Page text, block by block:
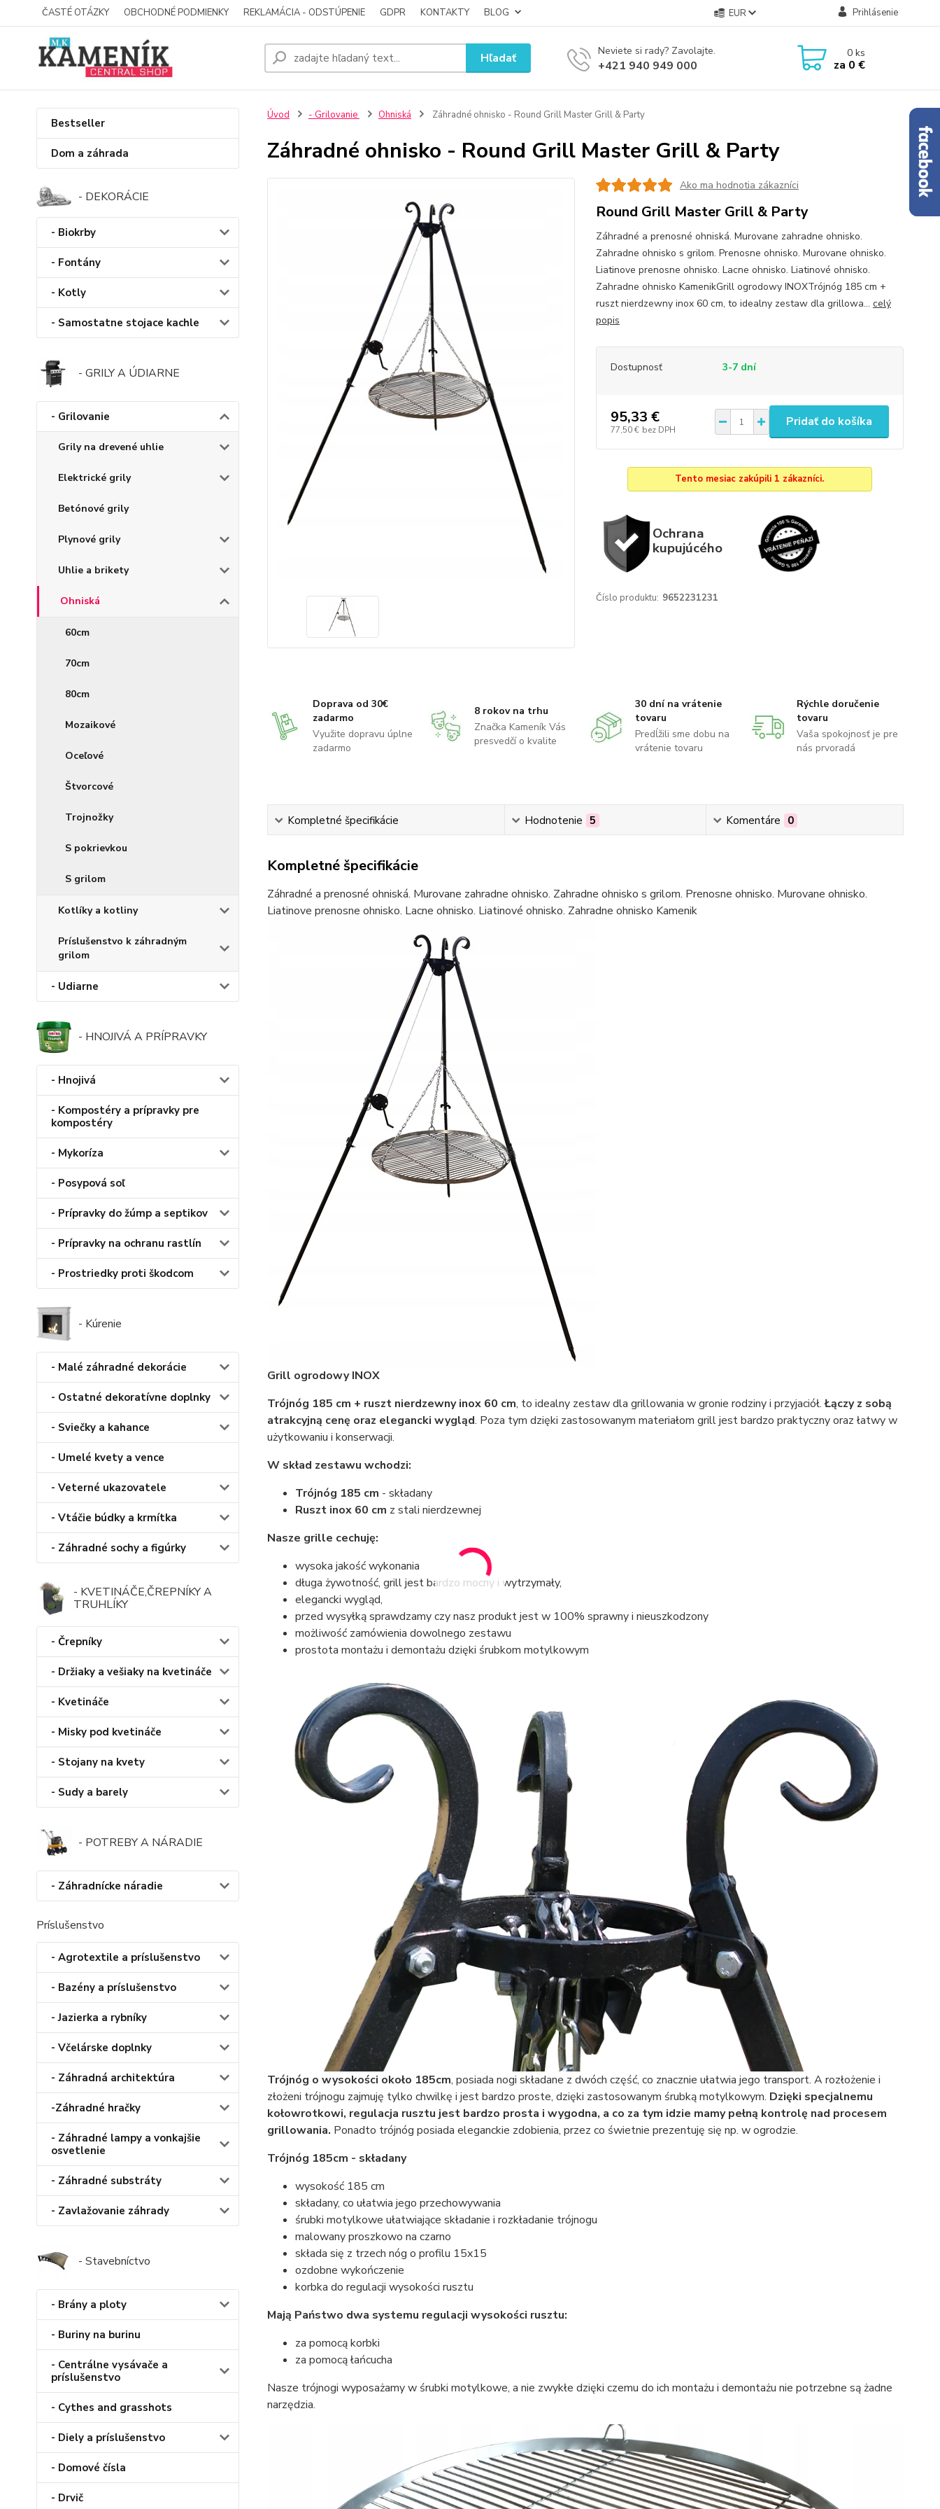
ČASTÉ OTÁZKY OBCHODNÉ PODMIENKY REKLAMÁCIA - ODSTÚPENIE GDPR KONTAKTY BLOG EUR Prihlásenie
Hľadať Neviete si rady? Zavolajte.
+421 940 949 000
0ks
za 0 €
Bestseller
Dom a záhrada
- DEKORÁCIE
- Biokrby
- Fontány
- Kotly
- Samostatne stojace kachle
- GRILY A ÚDIARNE
- Grilovanie
Grily na drevené uhlie
Elektrické grily
Betónové grily
Plynové grily
Uhlie a brikety
Ohniská
60cm
70cm
80cm
Mozaikové
Oceľové
Štvorcové
Trojnožky
S pokrievkou
S grilom
Kotlíky a kotliny
Príslušenstvo k záhradným
grilom
- Udiarne
- HNOJIVÁ A PRÍPRAVKY
- Hnojivá
- Kompostéry a prípravky pre
kompostéry
- Mykoríza
- Posypová soľ
- Prípravky do žúmp a septikov
- Prípravky na ochranu rastlín
- Prostriedky proti škodcom
- Kúrenie
- Malé záhradné dekorácie
- Ostatné dekoratívne doplnky
- Sviečky a kahance
- Umelé kvety a vence
- Veterné ukazovatele
- Vtáčie búdky a krmítka
- Záhradné sochy a figúrky
- KVETINÁČE,ČREPNÍKY A
TRUHLÍKY
- Črepníky
- Držiaky a vešiaky na kvetináče
- Kvetináče
- Misky pod kvetináče
- Stojany na kvety
- Sudy a barely
- POTREBY A NÁRADIE
- Záhradnícke náradie
Príslušenstvo
- Agrotextile a príslušenstvo
- Bazény a príslušenstvo
- Jazierka a rybníky
- Včelárske doplnky
- Záhradná architektúra
-Záhradné hračky
- Záhradné lampy a vonkajšie
osvetlenie
- Záhradné substráty
- Zavlažovanie záhrady
- Stavebníctvo
- Brány a ploty
- Buriny na burinu
- Centrálne vysávače a
príslušenstvo
- Cythes and grasshots
- Diely a príslušenstvo
- Domové čísla
- Drvič
Úvod - Grilovanie Ohniská Záhradné ohnisko - Round Grill Master Grill & Party
Záhradné ohnisko - Round Grill Master Grill & Party
Ako ma hodnotia zákazníci
Round Grill Master Grill & Party
Záhradné a prenosné ohniská. Murovane zahradne ohnisko.
Zahradne ohnisko s grilom. Prenosne ohnisko. Murovane ohnisko.
Liatinove prenosne ohnisko. Lacne ohnisko. Liatinové ohnisko.
Zahradne ohnisko KamenikGrill ogrodowy INOXTrójnóg 185 cm +
ruszt nierdzewny inox 60 cm, to idealny zestaw dla grillowa... celý
popis
Dostupnosť 3-7 dní
95,33 €
77,50 € bez DPH
Pridať do košíka
Tento mesiac zakúpili 1 zákazníci.
Ochrana
kupujúcého
Číslo produktu: 9652231231
Doprava od 30€
zadarmo
Využite dopravu úplne
zadarmo
8 rokov na trhu
Značka Kameník Vás
presvedčí o kvalite
30 dní na vrátenie
tovaru
Predĺžili sme dobu na
vrátenie tovaru
Rýchle doručenie
tovaru
Vaša spokojnosť je pre
nás prvoradá
Kompletné špecifikácie Hodnotenie 5 Komentáre 0
Kompletné špecifikácie
Záhradné a prenosné ohniská. Murovane zahradne ohnisko. Zahradne ohnisko s grilom. Prenosne ohnisko. Murovane ohnisko.
Liatinove prenosne ohnisko. Lacne ohnisko. Liatinové ohnisko. Zahradne ohnisko Kamenik
Grill ogrodowy INOX
Trójnóg 185 cm + ruszt nierdzewny inox 60 cm, to idealny zestaw dla grillowania w gronie rodziny i przyjaciół.Łączy z sobą
atrakcyjną cenę oraz elegancki wygląd. Poza tym dzięki zastosowanym materiałom grill jest bardzo praktyczny oraz łatwy w
użytkowaniu i konserwacji.
W skład zestawu wchodzi:
Trójnóg 185 cm - składany
Ruszt inox 60 cm z stali nierdzewnej
Nasze grille cechuję:
wysoka jakość wykonania
długa żywotność, grill jest bardzo mocny i wytrzymały,
elegancki wygląd,
przed wysyłką sprawdzamy czy nasz produkt jest w 100% sprawny i nieuszkodzony
możliwość zamówienia dowolnego zestawu
prostota montażu i demontażu dzięki śrubkom motylkowym
Trójnóg o wysokości około 185cm, posiada nogi składane z dwóch część, co znacznie ułatwia jego transport. A rozłożenie i
złożeni trójnogu zajmuję tylko chwilkę i jest bardzo proste, dzięki zastosowanym śrubką motylkowym. Dzięki specjalnemu
kołowrotkowi, regulacja rusztu jest bardzo prosta i wygodna, a co za tym idzie mamy pełną kontrolę nad procesem
grillowania. Ponadto trójnóg posiada eleganckie zdobienia, przez co świetnie prezentuję się np. w ogrodzie.
Trójnóg 185cm - składany
wysokość 185 cm
składany, co ułatwia jego przechowywania
śrubki motylkowe ułatwiające składanie i rozkładanie trójnogu
malowany proszkowo na czarno
składa się z trzech nóg o profilu 15x15
ozdobne wykończenie
korbka do regulacji wysokości rusztu
Mają Państwo dwa systemu regulacji wysokości rusztu:
za pomocą korbki
za pomocą łańcucha
Nasze trójnogi wyposażamy w śrubki motylkowe, a nie zwykłe dzięki czemu do ich montażu i demontażu nie potrzebne są żadne
narzędzia.